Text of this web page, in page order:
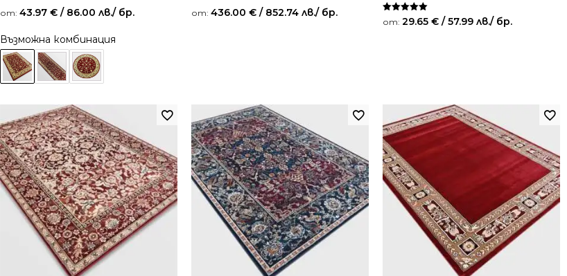
от: 43.97 € / 86.00 лв./ бр.
Възможна комбинация
от: 436.00 € / 852.74 лв./ бр.
Оценено на
5.00
от: 29.65 € / 57.99 лв./ бр.